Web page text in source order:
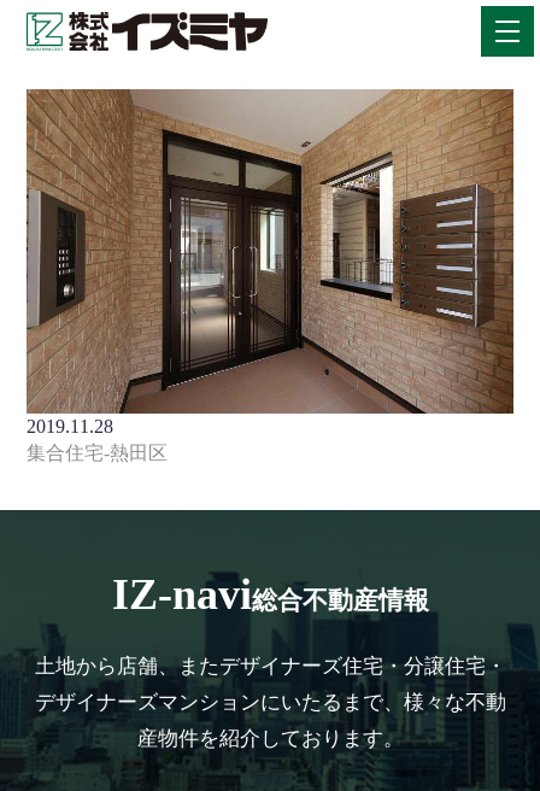
2019.11.28
集合住宅-熱田区
IZ-navi総合不動産情報
土地から店舗、またデザイナーズ住宅・分譲住宅・
デザイナーズマンションにいたるまで、様々な不動
産物件を紹介しております。